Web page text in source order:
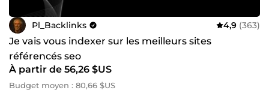
Pl_Backlinks 4,9 (363)
Je vais vous indexer sur les meilleurs sites
référencés seo
À partir de 56,26 $US
Budget moyen : 80,66 $US